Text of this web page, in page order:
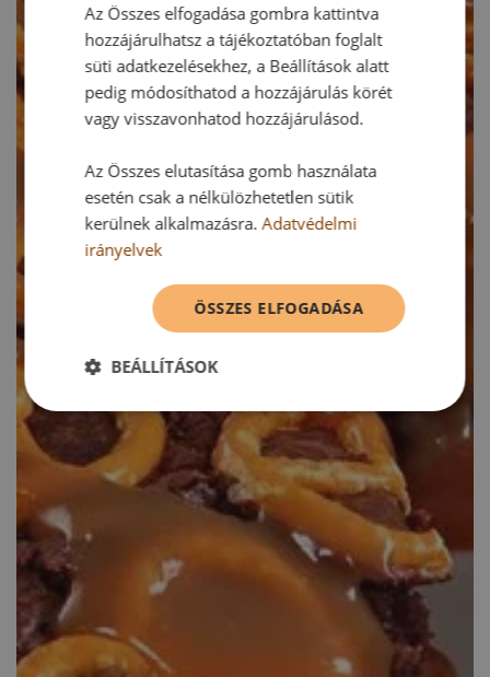
Az Összes elfogadása gombra kattintva
hozzájárulhatsz a tájékoztatóban foglalt
süti adatkezelésekhez, a Beállítások alatt
pedig módosíthatod a hozzájárulás körét
vagy visszavonhatod hozzájárulásod.
Az Összes elutasítása gomb használata
esetén csak a nélkülözhetetlen sütik
kerülnek alkalmazásra.Adatvédelmi
irányelvek
ÖSSZES ELFOGADÁSA
BEÁLLÍTÁSOK